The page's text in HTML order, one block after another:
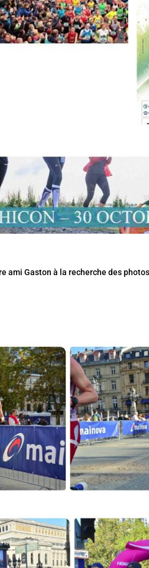
ami Gaston à la recherche des